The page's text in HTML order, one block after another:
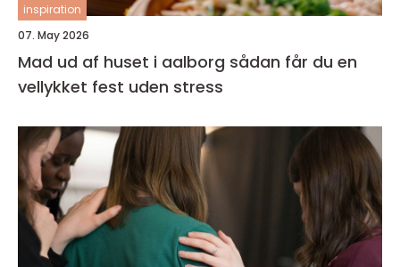
inspiration
07. May 2026
Mad ud af huset i aalborg sådan får du en
vellykket fest uden stress